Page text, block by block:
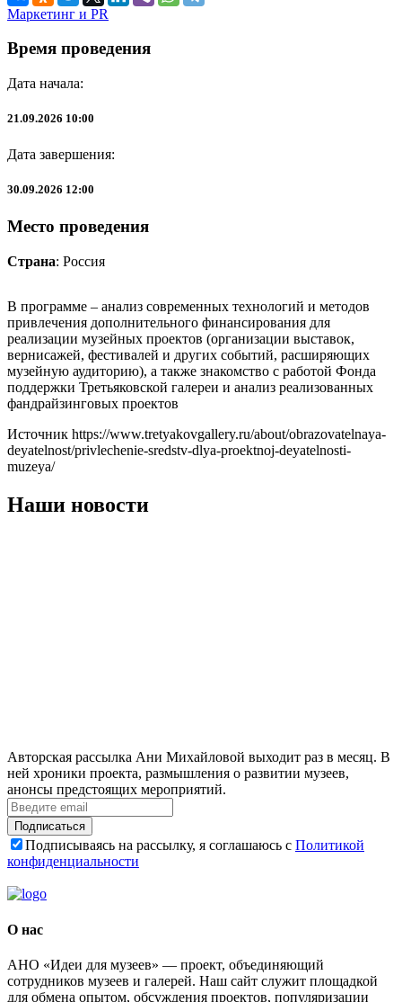
Маркетинг и PR
Время проведения
Дата начала:
21.09.2026 10:00
Дата завершения:
30.09.2026 12:00
Место проведения
Страна: Россия
В программе – анализ современных технологий и методов
привлечения дополнительного финансирования для
реализации музейных проектов (организации выставок,
вернисажей, фестивалей и других событий, расширяющих
музейную аудиторию), а также знакомство с работой Фонда
поддержки Третьяковской галереи и анализ реализованных
фандрайзинговых проектов
Источник https://www.tretyakovgallery.ru/about/obrazovatelnaya-
deyatelnost/privlechenie-sredstv-dlya-proektnoj-deyatelnosti-
muzeya/
Наши новости
Авторская рассылка Ани Михайловой выходит раз в месяц. В
ней хроники проекта, размышления о развитии музеев,
анонсы предстоящих мероприятий.
Подписаться
Подписываясь на рассылку, я соглашаюсь с Политикой
конфиденциальности
О нас
АНО «Идеи для музеев» — проект, объединяющий
сотрудников музеев и галерей. Наш сайт служит площадкой
для обмена опытом, обсуждения проектов, популяризации